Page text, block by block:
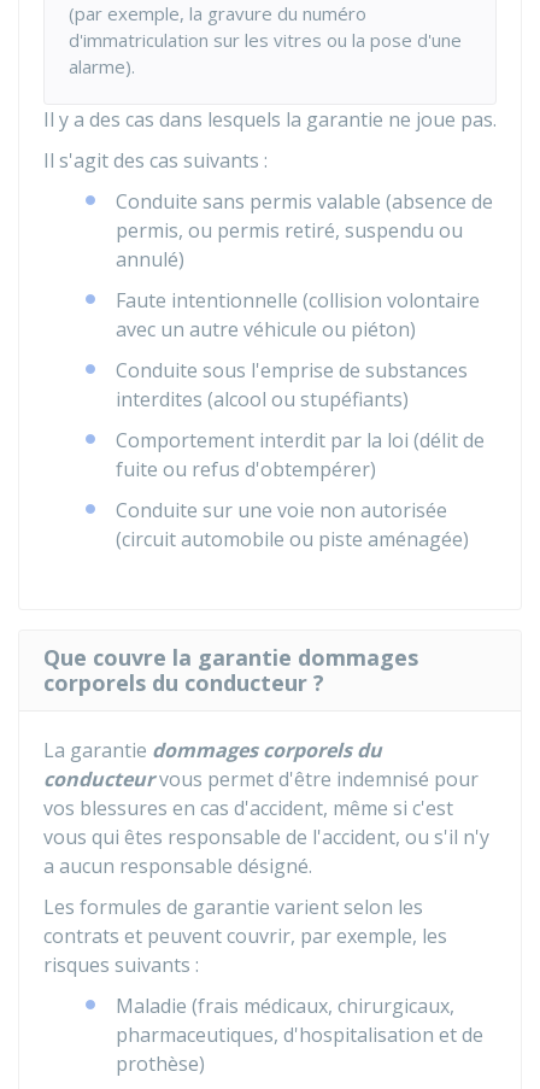
(par exemple, la gravure du numéro
d'immatriculation sur les vitres ou la pose d'une
alarme).
Il y a des cas dans lesquels la garantie ne joue pas.
Il s'agit des cas suivants :
Conduite sans permis valable (absence de
permis, ou permis retiré, suspendu ou
annulé)
Faute intentionnelle (collision volontaire
avec un autre véhicule ou piéton)
Conduite sous l'emprise de substances
interdites (alcool ou stupéfiants)
Comportement interdit par la loi (délit de
fuite ou refus d'obtempérer)
Conduite sur une voie non autorisée
(circuit automobile ou piste aménagée)
Que couvre la garantie dommages
corporels du conducteur ?
La garantie dommages corporels du
conducteurvous permet d'être indemnisé pour
vos blessures en cas d'accident, même si c'est
vous qui êtes responsable de l'accident, ou s'il n'y
a aucun responsable désigné.
Les formules de garantie varient selon les
contrats et peuvent couvrir, par exemple, les
risques suivants :
Maladie (frais médicaux, chirurgicaux,
pharmaceutiques, d'hospitalisation et de
prothèse)